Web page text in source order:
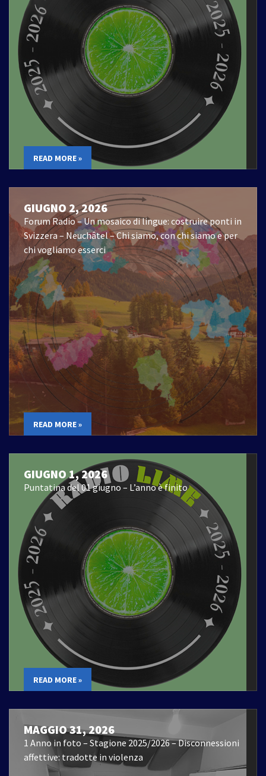
READ MORE »
GIUGNO 2, 2026
Forum Radio – Un mosaico di lingue: costruire ponti in
Svizzera – Neuchâtel – Chi siamo, con chi siamo e per
chi vogliamo esserci
READ MORE »
GIUGNO 1, 2026
Puntatina del 01 giugno – L’anno è finito
READ MORE »
MAGGIO 31, 2026
1 Anno in foto – Stagione 2025/2026 – Disconnessioni
affettive: tradotte in violenza